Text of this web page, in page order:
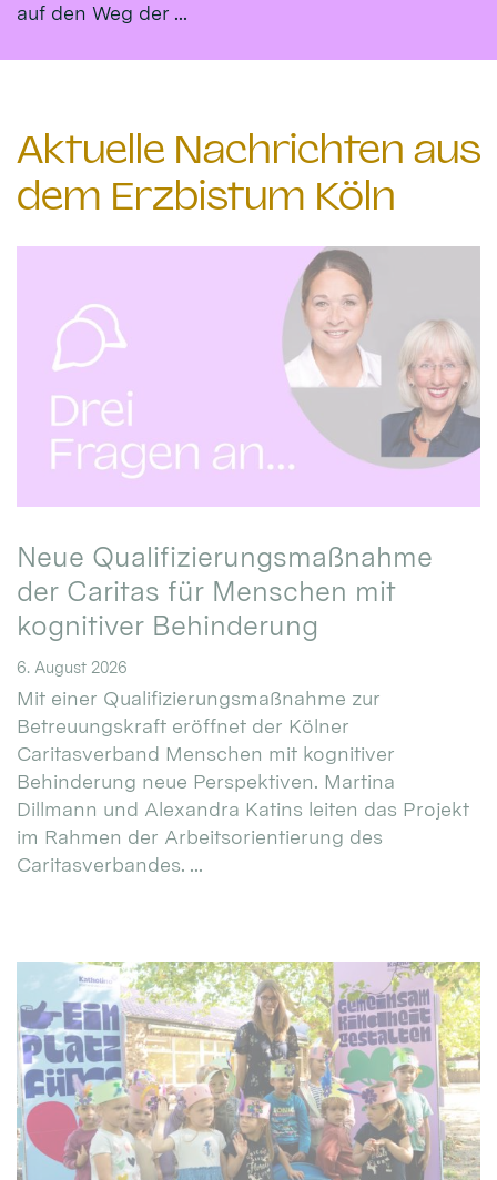
auf den Weg der ...
Aktuelle Nachrichten aus
dem Erzbistum Köln
Neue Qualifizierungsmaßnahme
der Caritas für Menschen mit
kognitiver Behinderung
6. August 2026
Mit einer Qualifizierungsmaßnahme zur
Betreuungskraft eröffnet der Kölner
Caritasverband Menschen mit kognitiver
Behinderung neue Perspektiven. Martina
Dillmann und Alexandra Katins leiten das Projekt
im Rahmen der Arbeitsorientierung des
Caritasverbandes. ...